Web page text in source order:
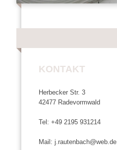
KONTAKT
Herbecker Str. 3
42477 Radevormwald
Tel: +49 2195 931214
Mail: j.rautenbach@web.de